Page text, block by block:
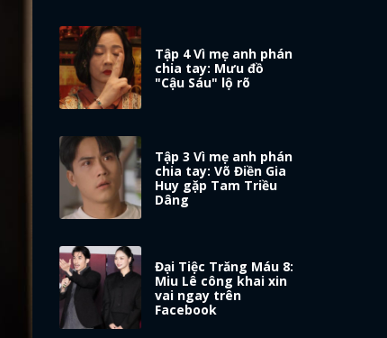
Tập 4 Vì mẹ anh phán
chia tay: Mưu đồ
"Cậu Sáu" lộ rõ
Tập 3 Vì mẹ anh phán
chia tay: Võ Điền Gia
Huy gặp Tam Triều
Dâng
Đại Tiệc Trăng Máu 8:
Miu Lê công khai xin
vai ngay trên
Facebook